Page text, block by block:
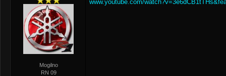
Mogilno
RN 09
www.youtube.com/